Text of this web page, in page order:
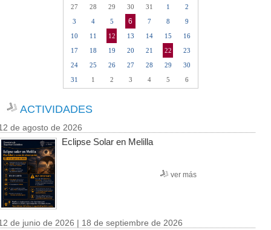
27 28 29 30 31 1
2
3
4 5 6 7 8
9
10
11 12 13 14 15
16
17
18 19 20 21 22
23
24
25 26 27 28 29
30
31
1 2 3 4 5 6
ACTIVIDADES
de agosto de 2026
Eclipse Solar en Melilla
ver más
de junio de 2026 | 18 de septiembre de 2026